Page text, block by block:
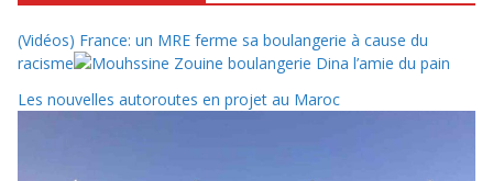
(Vidéos) France: un MRE ferme sa boulangerie à cause du
racisme
Les nouvelles autoroutes en projet au Maroc